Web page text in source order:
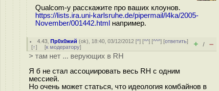
Qualcom-у расскажите про ваших клоунов.
https://lists.ira.uni-karlsruhe.de/pipermail/l4ka/2005-
November/001442.html например.
4.43 ,Пр0х0жий (ok), 18:40, 03/12/2012 [^] [^^] [^^^] [ответить]
[↑] [к модератору] + / –
> там нет ... верующих в RH
Я б не стал ассоциировать весь RH с одним
мессией.
Но очень может статься, что идеология комбайнов в